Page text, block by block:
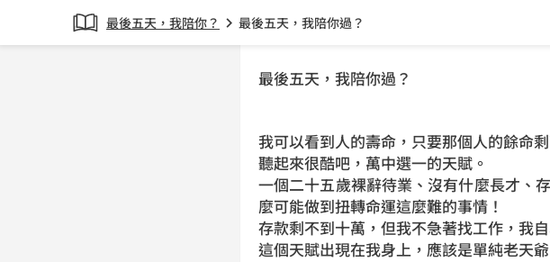
最後五天，我陪你？ chevron_right 最後五天，我陪你過？
最後五天，我陪你過？
我可以看到人的壽命，只要那個人的餘命
聽起來很酷吧，萬中選一的天賦。
一個二十五歲裸辭待業、沒有什麼長才、
麼可能做到扭轉命運這麼難的事情！
存款剩不到十萬，但我不急著找工作，我
這個天賦出現在我身上，應該是單純老天